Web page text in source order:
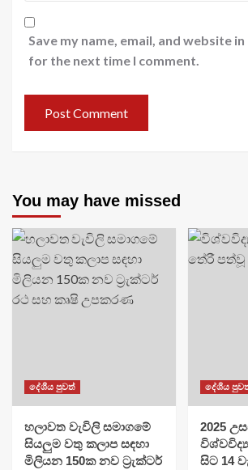
Save my name, email, and website
for the next time I comment.
You may have missed
දේශීය පුවත්
හලාවත වැවිලි සමාගමේ
සියලුම වතු කලාප සඳහා
මිලියන 150ක නව ට්‍රැක්ටර්
දේශීය
​2025
සිට 14